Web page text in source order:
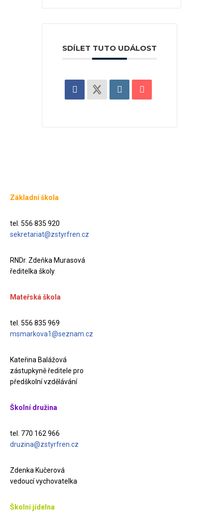
SDÍLET TUTO UDÁLOST
Základní škola
tel. 556 835 920
sekretariat@zstyrfren.cz
RNDr. Zdeňka Murasová
ředitelka školy
Mateřská škola
tel. 556 835 969
msmarkova1@seznam.cz
Kateřina Balážová
zástupkyně ředitele pro
předškolní vzdělávání
Školní družina
tel. 770 162 966
druzina@zstyrfren.cz
Zdenka Kučerová
vedoucí vychovatelka
Školní jídelna